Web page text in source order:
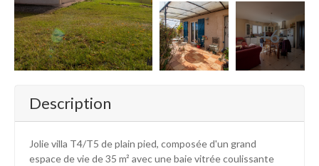
+6
Description
Jolie villa T4/T5 de plain pied, composée d'un grand
espace de vie de 35 m² avec une baie vitrée coulissante